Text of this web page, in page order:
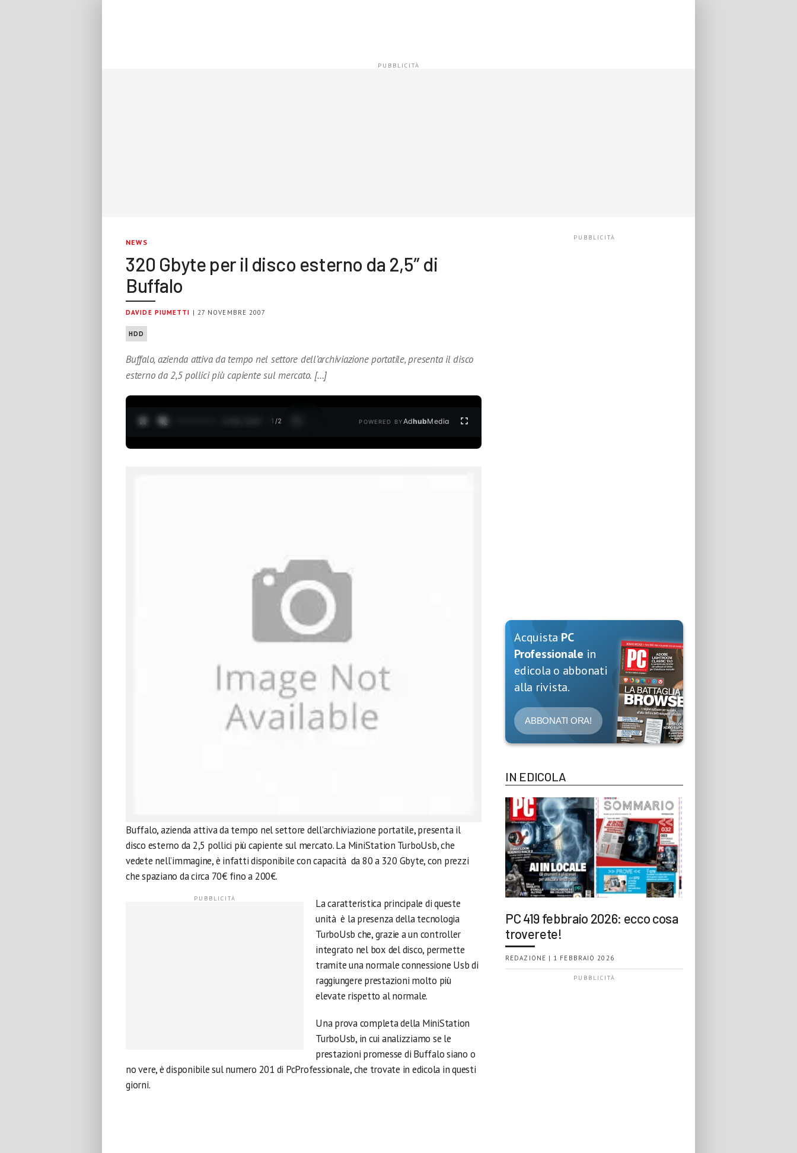
NEWS
320 Gbyte per il disco esterno da 2,5″ di
Buffalo
DAVIDE PIUMETTI | 27 NOVEMBRE 2007
HDD
Buffalo, azienda attiva da tempo nel settore dell’archiviazione portatile, presenta il disco
esterno da 2,5 pollici più capiente sul mercato. […]
1 /2 POWERED BYAdhubMedia
Buffalo, azienda attiva da tempo nel settore dell’archiviazione portatile, presenta il
disco esterno da 2,5 pollici più capiente sul mercato. La MiniStation TurboUsb, che
vedete nell’immagine, è infatti disponibile con capacità da 80 a 320 Gbyte, con prezzi
che spaziano da circa 70€ fino a 200€.
La caratteristica principale di queste
unità è la presenza della tecnologia
TurboUsb che, grazie a un controller
integrato nel box del disco, permette
tramite una normale connessione Usb di
raggiungere prestazioni molto più
elevate rispetto al normale.
Una prova completa della MiniStation
TurboUsb, in cui analizziamo se le
prestazioni promesse di Buffalo siano o
no vere, è disponibile sul numero 201 di PcProfessionale, che trovate in edicola in questi
giorni.
Acquista PC
Professionale in
edicola o abbonati
alla rivista.
ABBONATI ORA!
IN EDICOLA
PC 419 febbraio 2026: ecco cosa
troverete!
REDAZIONE | 1 FEBBRAIO 2026